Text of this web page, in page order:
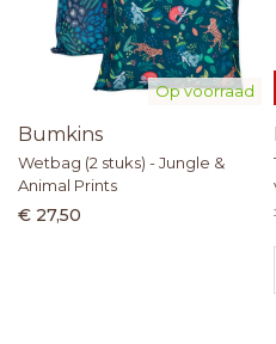
Op voorraad
Bumkins
Wetbag (2 stuks) - Jungle &
Animal Prints
€ 27,50